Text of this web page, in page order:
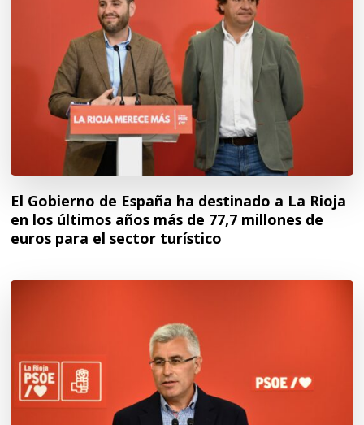
El Gobierno de España ha destinado a La Rioja
en los últimos años más de 77,7 millones de
euros para el sector turístico